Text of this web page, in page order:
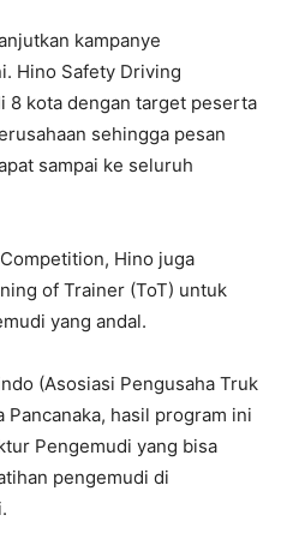
kampanye
Hino Safety Driving
8 kota dengan target peserta
sehingga pesan
sampai ke seluruh
Hino juga
of Trainer (ToT) untuk
yang andal.
(Asosiasi Pengusaha Truk
hasil program ini
Pengemudi yang bisa
pengemudi di